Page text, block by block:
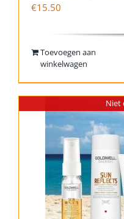
€15.50
Toevoegen aan
winkelwagen
Niet